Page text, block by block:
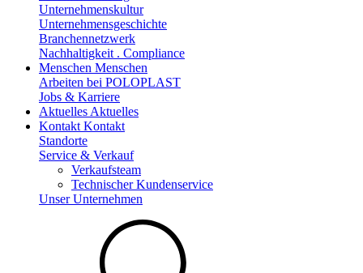
Unternehmenskultur
Unternehmensgeschichte
Branchennetzwerk
Nachhaltigkeit . Compliance
Menschen Menschen
Arbeiten bei POLOPLAST
Jobs & Karriere
Aktuelles Aktuelles
Kontakt Kontakt
Standorte
Service & Verkauf
Verkaufsteam
Technischer Kundenservice
Unser Unternehmen